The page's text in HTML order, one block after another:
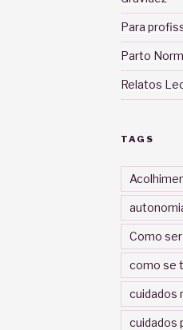
Para
Parto
Relatos
TAGS
Como
como se
cuidados
cuidados